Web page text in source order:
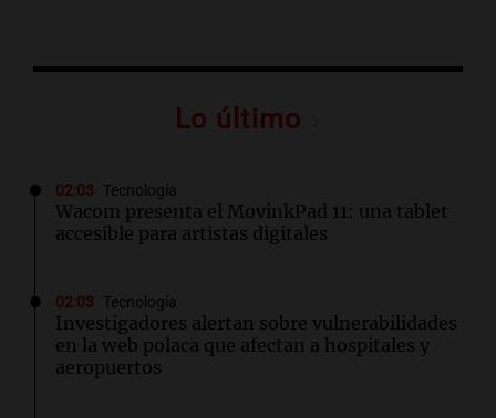
Lo último
02:03 Tecnología
Wacom presenta el MovinkPad 11: una tablet
accesible para artistas digitales
02:03 Tecnología
Investigadores alertan sobre vulnerabilidades
en la web polaca que afectan a hospitales y
aeropuertos